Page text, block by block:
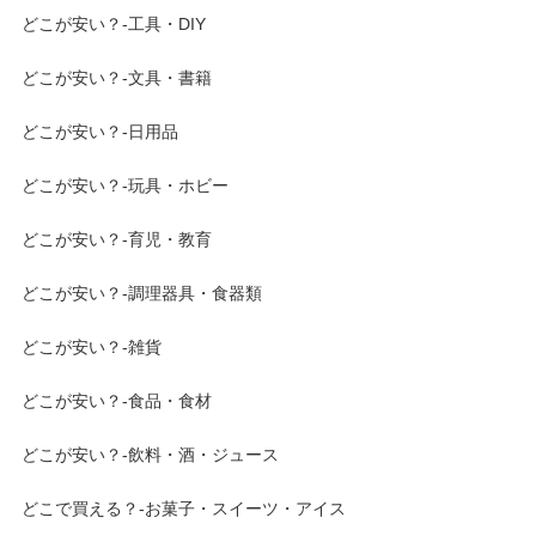
どこが安い？-工具・DIY
どこが安い？-文具・書籍
どこが安い？-日用品
どこが安い？-玩具・ホビー
どこが安い？-育児・教育
どこが安い？-調理器具・食器類
どこが安い？-雑貨
どこが安い？-食品・食材
どこが安い？-飲料・酒・ジュース
どこで買える？-お菓子・スイーツ・アイス